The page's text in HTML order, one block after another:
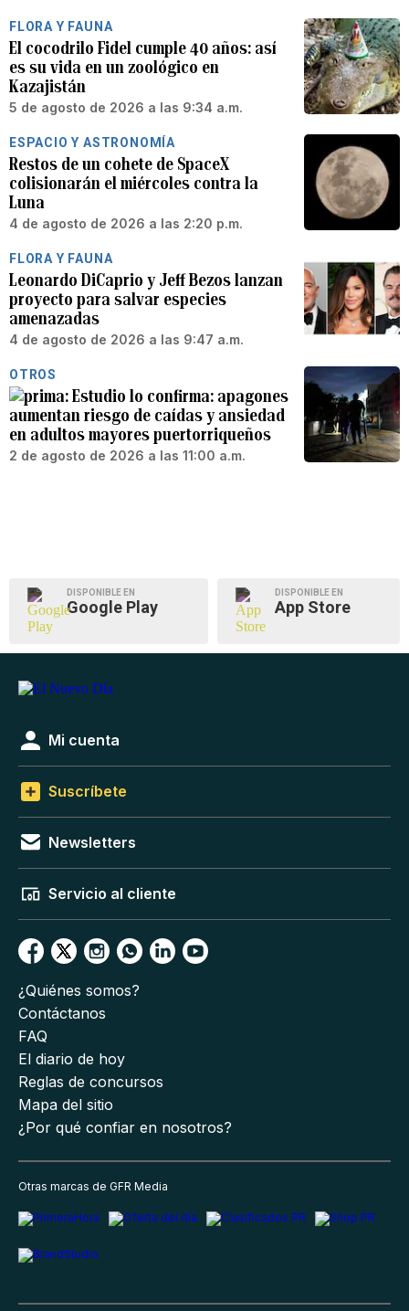
FLORA Y FAUNA
El cocodrilo Fidel cumple 40 años: así
es su vida en un zoológico en
Kazajistán
5 de agosto de 2026 a las 9:34 a.m.
ESPACIO Y ASTRONOMÍA
Restos de un cohete de SpaceX
colisionarán el miércoles contra la
Luna
4 de agosto de 2026 a las 2:20 p.m.
FLORA Y FAUNA
Leonardo DiCaprio y Jeff Bezos lanzan
proyecto para salvar especies
amenazadas
4 de agosto de 2026 a las 9:47 a.m.
OTROS
Estudio lo confirma: apagones
aumentan riesgo de caídas y ansiedad
en adultos mayores puertorriqueños
2 de agosto de 2026 a las 11:00 a.m.
DISPONIBLE EN
Google Play
DISPONIBLE EN
App Store
Mi cuenta
Suscríbete
Newsletters
Servicio al cliente
¿Quiénes somos?
Contáctanos
FAQ
El diario de hoy
Reglas de concursos
Mapa del sitio
¿Por qué confiar en nosotros?
Otras marcas de GFR Media